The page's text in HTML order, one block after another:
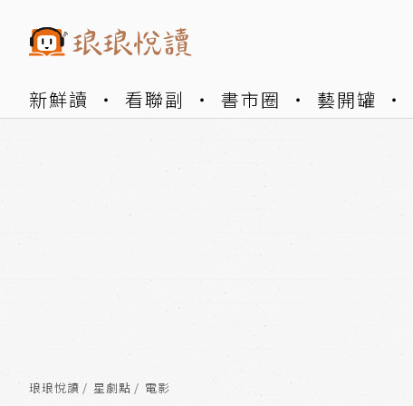
新鮮讀 看聯副 書市圈 藝開罐
琅琅悅讀 星劇點 電影